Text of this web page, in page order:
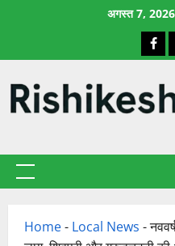
अगस्त 7, 2026
प्राथमिक
Home- Local News -